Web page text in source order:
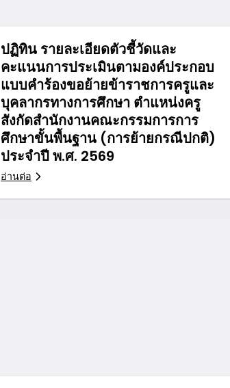
ปฏิทิน รายละเอียดตัวชี้วัดและ
คะแนนการประเมินตามองค์ประกอบ
แบบคำร้องขอย้ายข้าราชการครูและ
บุคลากรทางการศึกษา ตำแหน่งครู
สังกัดสำนักงานคณะกรรมการการ
ศึกษาขั้นพื้นฐาน (การย้ายกรณีปกติ)
ประจำปี พ.ศ. 2569
อ่านต่อ